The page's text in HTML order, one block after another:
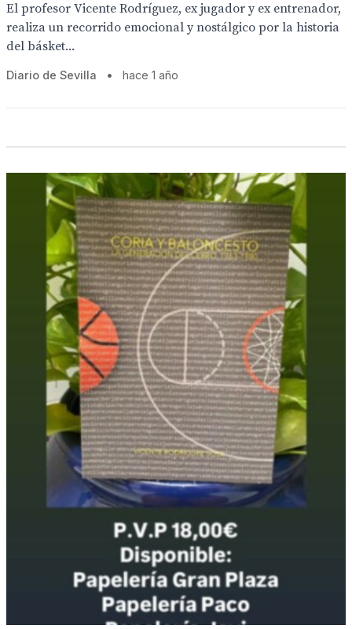
El profesor Vicente Rodríguez, ex jugador y ex entrenador,
realiza un recorrido emocional y nostálgico por la historia
del básket...
Diario de Sevilla • hace 1 año